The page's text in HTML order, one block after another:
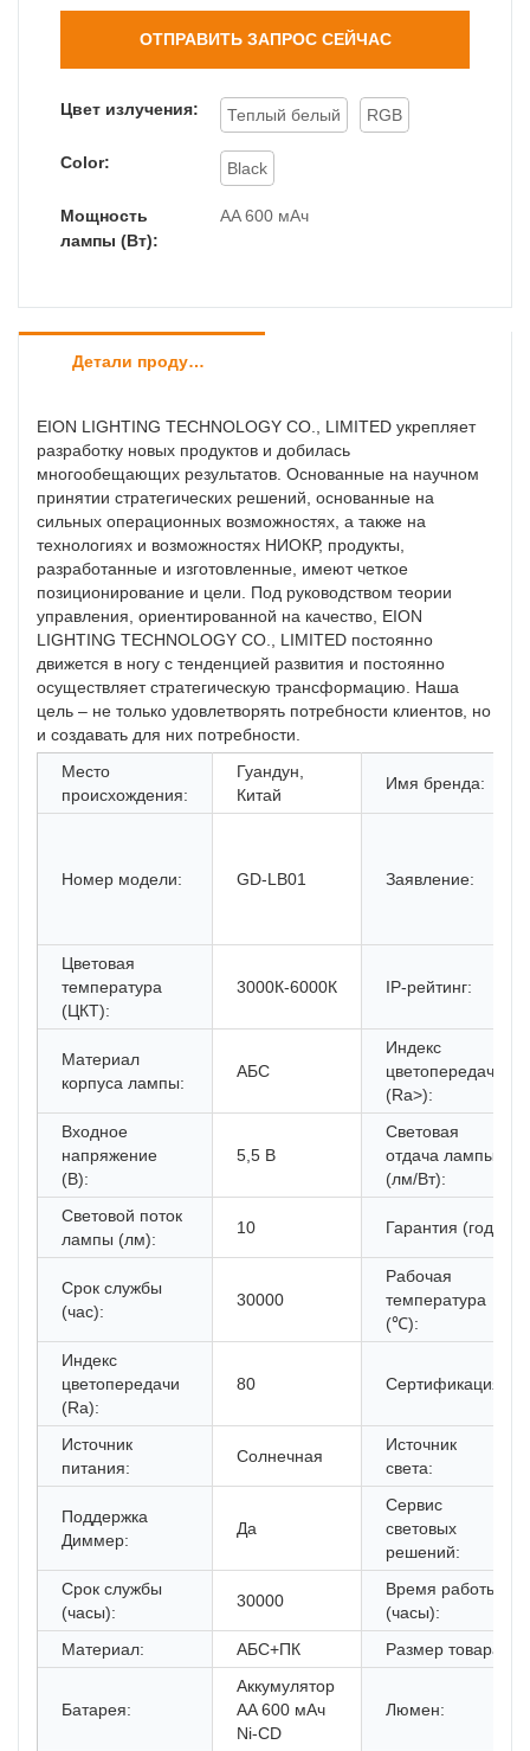
модернизированные технологии. Он
прогулочной подъездной дорожки, встроенного
наружного RGB-светодиода, работающего на
солнечной энергии.
ОТПРАВИТЬ ЗАПРОС СЕЙЧАС
Цвет излучения: Теплый белый RGB
Color: Black
Мощность
лампы (Вт):
AA 600 мАч
Детали продуктов
EION LIGHTING TECHNOLOGY CO., LIMITED укрепляет
разработку новых продуктов и добилась
многообещающих результатов. Основанные на научном
принятии стратегических решений, основанные на
сильных операционных возможностях, а также на
технологиях и возможностях НИОКР, продукты,
разработанные и изготовленные, имеют четкое
позиционирование и цели. Под руководством теории
управления, ориентированной на качество, EION
LIGHTING TECHNOLOGY CO., LIMITED постоянно
движется в ногу с тенденцией развития и постоянно
осуществляет стратегическую трансформацию. Наша
цель – не только удовлетворять потребности клиентов, но
и создавать для них потребности.
Место
происхождения:
Гуандун,
Китай
Имя бренда:
Номер модели: GD-LB01 Заявление:
Цветовая
температура
(ЦКТ):
3000К-6000К IP-рейтинг:
Материал
корпуса лампы:
АБС
Индекс
цветопередачи
(Ra>):
Входное
напряжение
(В):
5,5 В
Световая
отдача лампы
(лм/Вт):
Световой поток
лампы (лм):
10 Гарантия (год):
Срок службы
(час):
30000
Рабочая
температура
(℃):
Индекс
цветопередачи
(Ra):
80 Сертификация:
Источник
питания:
Солнечная
Источник
света:
Поддержка
Диммер:
Да
Сервис
световых
решений:
Срок службы
(часы):
30000
Время работы
(часы):
Материал:
АБС+ПК Размер товара:
Батарея:
Аккумулятор
AA 600 мАч
Ni-CD
Люмен: